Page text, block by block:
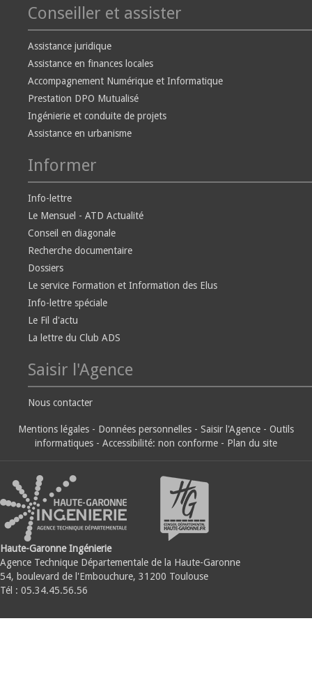
Conseiller et assister
Assistance juridique
Assistance en finances locales
Accompagnement Numérique et Informatique
Prestation DPO Mutualisé
Ingénierie et conduite de projets
Assistance en urbanisme
Informer
Info-lettre
Le Mensuel - ATD Actualité
Conseil en diagonale
Recherche documentaire
Dossiers
Le service Formation et Information des Elus
Info-lettre spéciale
Le Fil d'actu
La lettre du Club ADS
Saisir l'Agence
Nous contacter
Mentions légales - Données personnelles - Saisir l'Agence - Outils
informatiques - Accessibilité: non conforme - Plan du site
Haute-Garonne Ingénierie
Agence Technique Départementale de la Haute-Garonne
54, boulevard de l'Embouchure, 31200 Toulouse
Tél : 05.34.45.56.56